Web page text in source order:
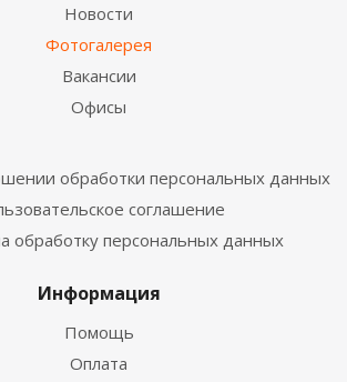
Новости
Фотогалерея
Вакансии
Офисы
обработки персональных данных
соглашение
обработку персональных данных
Информация
Помощь
Оплата